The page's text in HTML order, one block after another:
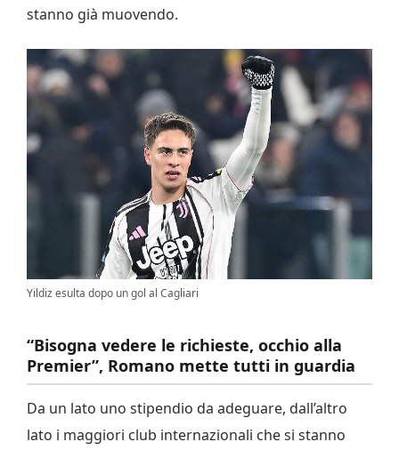
stanno già muovendo.
Yildiz esulta dopo un gol al Cagliari
“Bisogna vedere le richieste, occhio alla
Premier”, Romano mette tutti in guardia
Da un lato uno stipendio da adeguare, dall’altro
lato i maggiori club internazionali che si stanno